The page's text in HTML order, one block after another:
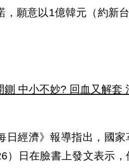
，願意以1億韓元（約新
中小不妙? 回血又解套
日經濟》報導指出，國
）日在臉書上發文表示，